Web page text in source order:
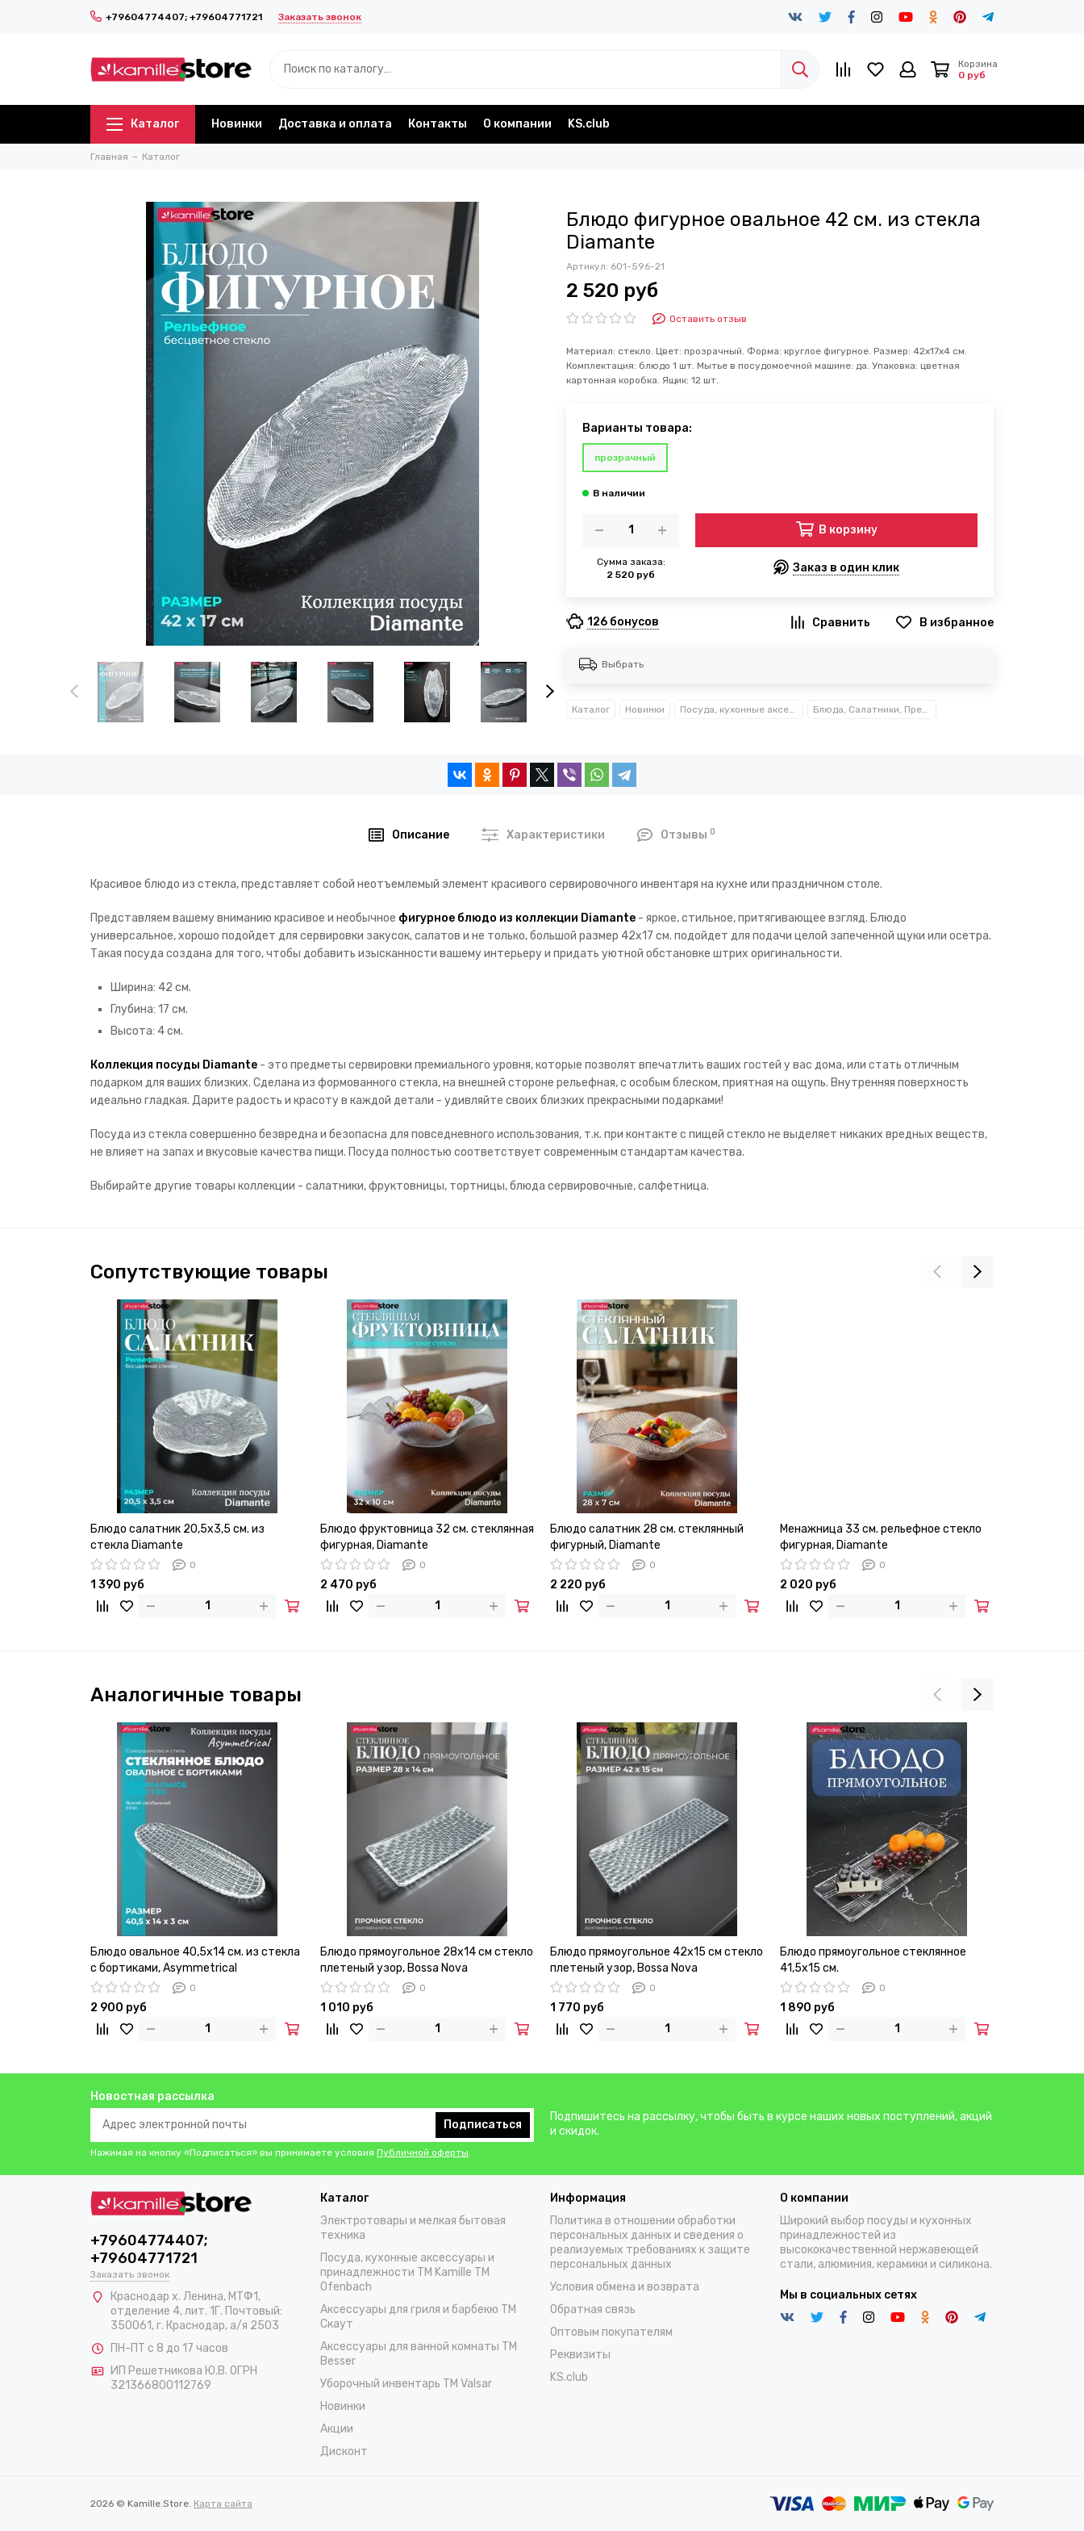
+79604774407; +79604771721 Заказать звонок
Корзина
0 руб
Каталог Новинки Доставка и оплата Контакты О компании KS.club
Главная Каталог
Блюдо фигурное овальное 42 см. из стекла
Diamante
Артикул: 601-596-21
2 520 руб
Оставить отзыв
Материал: стекло. Цвет: прозрачный. Форма: круглое фигурное. Размер: 42х17х4 см.
Комплектация: блюдо 1 шт. Мытье в посудомоечной машине: да. Упаковка: цветная
картонная коробка. Ящик: 12 шт.
Варианты товара:
прозрачный
Сумма заказа:
2 520 руб
В корзину
Заказ в один клик
126 бонусов В избранное
Выбрать
Каталог Новинки Посуда, кухонные аксессуары и принадлежности TM Kamille TM Ofenbach Блюда, Салатники, Предметы сервировки Kamille™
Описание Характеристики Отзывы 0
Красивое блюдо из стекла, представляет собой неотъемлемый элемент красивого сервировочного инвентаря на кухне или праздничном столе.
Представляем вашему вниманию красивое и необычное фигурное блюдо из коллекции Diamante - яркое, стильное, притягивающее взгляд. Блюдо
универсальное, хорошо подойдет для сервировки закусок, салатов и не только, большой размер 42х17 см. подойдет для подачи целой запеченной щуки или осетра.
Такая посуда создана для того, чтобы добавить изысканности вашему интерьеру и придать уютной обстановке штрих оригинальности.
Ширина: 42 см.
Глубина: 17 см.
Высота: 4 см.
Коллекция посуды Diamante - это предметы сервировки премиального уровня, которые позволят впечатлить ваших гостей у вас дома, или стать отличным
подарком для ваших близких. Сделана из формованного стекла, на внешней стороне рельефная, с особым блеском, приятная на ощупь. Внутренняя поверхность
идеально гладкая. Дарите радость и красоту в каждой детали - удивляйте своих близких прекрасными подарками!
Посуда из стекла совершенно безвредна и безопасна для повседневного использования, т.к. при контакте с пищей стекло не выделяет никаких вредных веществ,
не влияет на запах и вкусовые качества пищи. Посуда полностью соответствует современным стандартам качества.
Выбирайте другие товары коллекции - салатники, фруктовницы, тортницы, блюда сервировочные, салфетница.
Сопутствующие товары
Блюдо салатник 20,5х3,5 см. из
стекла Diamante
0
1 390 руб
Блюдо фруктовница 32 см. стеклянная
фигурная, Diamante
0
2 470 руб
Блюдо салатник 28 см. стеклянный
фигурный, Diamante
0
2 220 руб
Менажница 33 см. рельефное стекло
фигурная, Diamante
0
2 020 руб
Аналогичные товары
Блюдо овальное 40,5х14 см. из стекла
с бортиками, Asymmetrical
0
2 900 руб
Блюдо прямоугольное 28х14 см стекло
плетеный узор, Bossa Nova
0
1 010 руб
Блюдо прямоугольное 42х15 см стекло
плетеный узор, Bossa Nova
0
1 770 руб
Блюдо прямоугольное стеклянное
41,5х15 см.
0
1 890 руб
Новостная рассылка
Подписаться
Нажимая на кнопку «Подписаться» вы принимаете условия Публичной оферты.
Подпишитесь на рассылку, чтобы быть в курсе наших новых поступлений, акций
и скидок.
+79604774407;
+79604771721
Заказать звонок
Краснодар х. Ленина, МТФ1,
отделение 4, лит. 1Г. Почтовый:
350061, г. Краснодар, а/я 2503
ПН-ПТ с 8 до 17 часов
ИП Решетникова Ю.В. ОГРН
321366800112769
Каталог
Электротовары и мелкая бытовая
техника
Посуда, кухонные аксессуары и
принадлежности TM Kamille TM
Ofenbach
Аксессуары для гриля и барбекю TM
Скаут
Аксессуары для ванной комнаты TM
Besser
Уборочный инвентарь TM Valsar
Новинки
Акции
Дисконт
Информация
Политика в отношении обработки
персональных данных и сведения о
реализуемых требованиях к защите
персональных данных
Условия обмена и возврата
Обратная связь
Оптовым покупателям
Реквизиты
KS.club
О компании
Широкий выбор посуды и кухонных
принадлежностей из
высококачественной нержавеющей
стали, алюминия, керамики и силикона.
Мы в социальных сетях
2026 © Kamille.Store. Карта сайта